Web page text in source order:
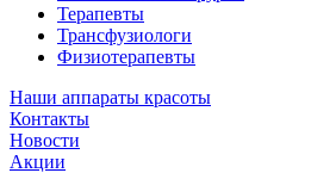
Терапевты
Трансфузиологи
Физиотерапевты
Наши аппараты красоты
Контакты
Новости
Акции